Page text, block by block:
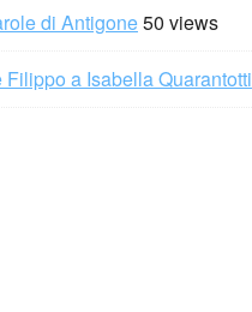
di Antigone50 views
Filippo a Isabella Quarantotti